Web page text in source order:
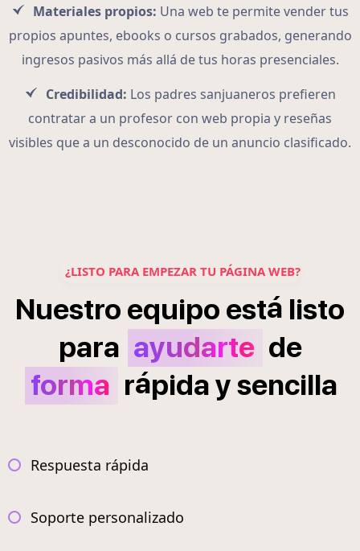
Materiales propios: Una web te permite vender tus
propios apuntes, ebooks o cursos grabados, generando
ingresos pasivos más allá de tus horas presenciales.
Credibilidad: Los padres sanjuaneros prefieren
contratar a un profesor con web propia y reseñas
visibles que a un desconocido de un anuncio clasificado.
¿LISTO PARA EMPEZAR TU PÁGINA WEB?
Nuestro equipo está listo
para ayudarte de
forma rápidaysencilla
Respuesta rápida
Soporte personalizado